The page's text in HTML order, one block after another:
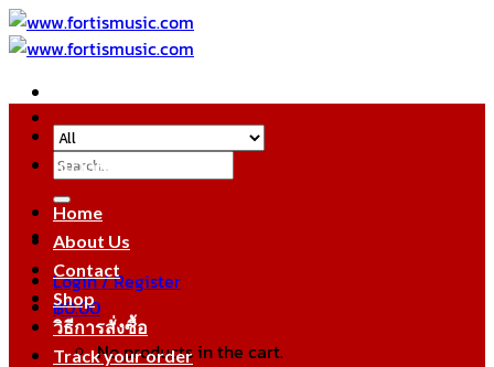
Skip
to
Search
for:
Login / Register
฿0.00
No products in the cart.
หมวดหมู่สินค้า
Home
About Us
Contact
Shop
วิธีการสั่งซื้อ
Track your order